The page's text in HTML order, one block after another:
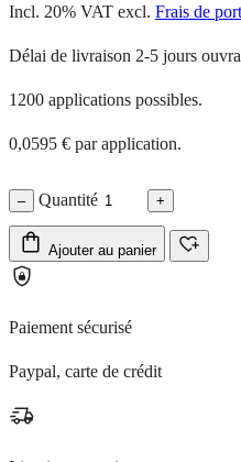
Incl. 20% VAT excl. Frais de port
Délai de livraison 2-5 jours
1200 applications possibles.
0,0595 € par application.
– Quantité +
Ajouter au panier
Paiement sécurisé
Paypal, carte de crédit